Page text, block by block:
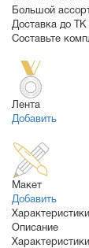
Большой
Доставка до ТК
Составьте
Лента
Добавить
Макет
Добавить
Характеристики
Описание
Характеристики